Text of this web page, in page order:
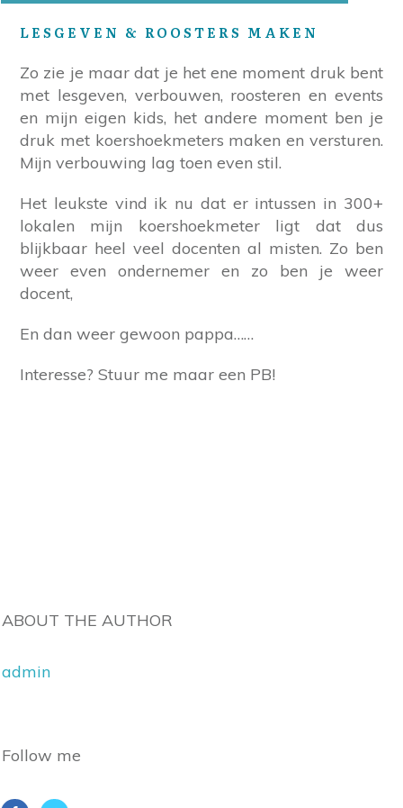
LESGEVEN & ROOSTERS MAKEN
Zo zie je maar dat je het ene moment druk bent
met lesgeven, verbouwen, roosteren en events
en mijn eigen kids, het andere moment ben je
druk met koershoekmeters maken en versturen.
Mijn verbouwing lag toen even stil.
Het leukste vind ik nu dat er intussen in 300+
lokalen mijn koershoekmeter ligt dat dus
blijkbaar heel veel docenten al misten. Zo ben
weer even ondernemer en zo ben je weer
docent,
En dan weer gewoon pappa……
Interesse? Stuur me maar een PB!
ABOUT THE AUTHOR
admin
Follow me